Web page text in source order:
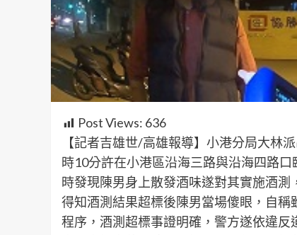
Post Views: 636
【記者吉雄世/高雄報導】小港分局大林
時10分許在小港區沿海三路與沿海四路
時發現陳男身上散發酒味遂對其實施酒測
得知酒測結果超標後陳男當場傻眼，自
程序，酒測超標事證明確，警方遂依違